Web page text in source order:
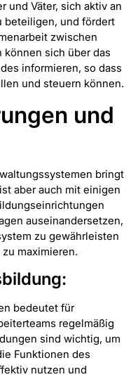
und Väter, sich aktiv an
beteiligen, und fördert
zwischen
können sich über das
informieren, so dass
und steuern können.
und
bringt
aber auch mit einigen
auseinandersetzen,
zu gewährleisten
maximieren.
bedeutet für
regelmäßig
sind wichtig, um
Funktionen des
nutzen und